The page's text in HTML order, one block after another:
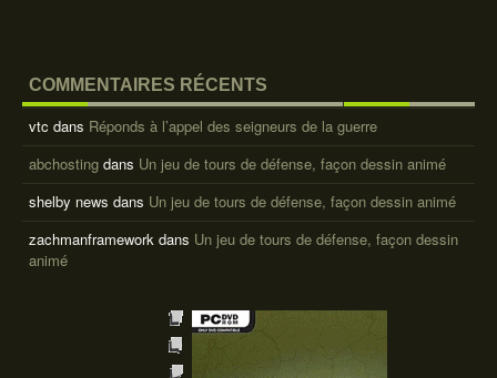
COMMENTAIRES RÉCENTS
vtc dans Réponds à l’appel des seigneurs de la guerre
abchosting dans Un jeu de tours de défense, façon dessin animé
shelby news dans Un jeu de tours de défense, façon dessin animé
zachmanframework dans Un jeu de tours de défense, façon dessin
animé